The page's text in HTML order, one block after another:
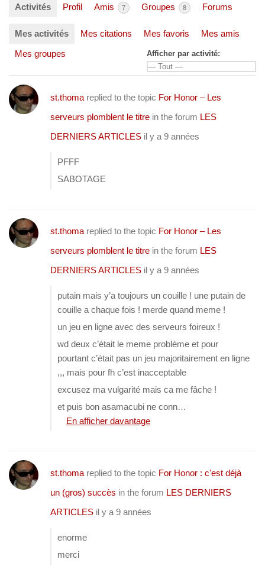
Activités Profil Amis 7 Groupes 8 Forums
Mes activités Mes citations Mes favoris
Mes amis
Mes groupes
Afficher par activité:
st.thoma replied to the topic For Honor – Les
serveurs plomblent le titre in the forum LES
DERNIERS ARTICLES il y a 9 années
PFFF
SABOTAGE
st.thoma replied to the topic For Honor – Les
serveurs plomblent le titre in the forum LES
DERNIERS ARTICLES il y a 9 années
putain mais y’a toujours un couille ! une putain de
couille a chaque fois ! merde quand meme !
un jeu en ligne avec des serveurs foireux !
wd deux c’était le meme problème et pour
pourtant c’était pas un jeu majoritairement en ligne
,,, mais pour fh c’est inacceptable
excusez ma vulgarité mais ca me fâche !
et puis bon asamacubi ne conn…
En afficher davantage
st.thoma replied to the topic For Honor : c'est déjà
un (gros) succès in the forum LES DERNIERS
ARTICLES il y a 9 années
enorme
merci